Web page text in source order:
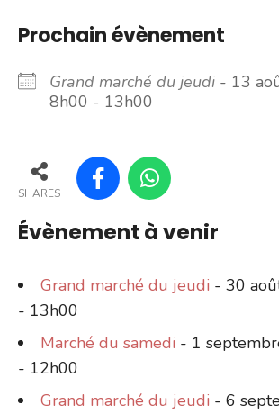
Prochain évènement
Grand marché du jeudi - 13
8h00 - 13h00
SHARES
Évènement à venir
Grand marché du jeudi - 30
- 13h00
Marché du samedi - 1
- 12h00
Grand marché du jeudi - 6